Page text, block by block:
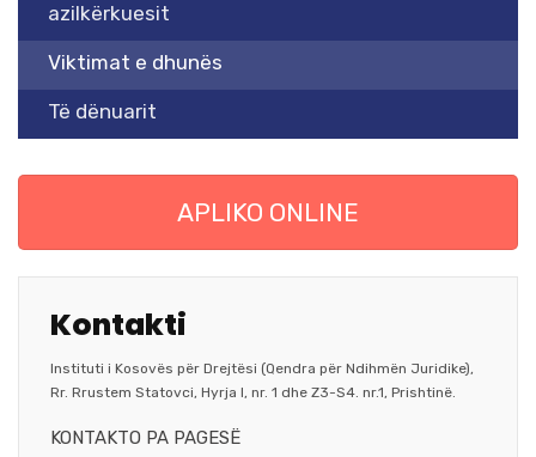
azilkërkuesit
Viktimat e dhunës
Të dënuarit
APLIKO ONLINE
Kontakti
Instituti i Kosovës për Drejtësi (Qendra për Ndihmën Juridike),
Rr. Rrustem Statovci, Hyrja I, nr. 1 dhe Z3-S4. nr.1, Prishtinë.
KONTAKTO PA PAGESË